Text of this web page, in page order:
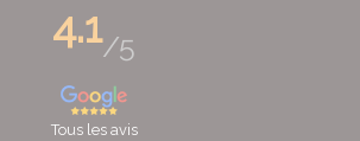
4.1/5
Tous les avis